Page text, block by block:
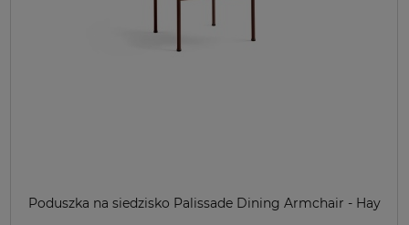
Poduszka na siedzisko Palissade Dining Armchair - Hay